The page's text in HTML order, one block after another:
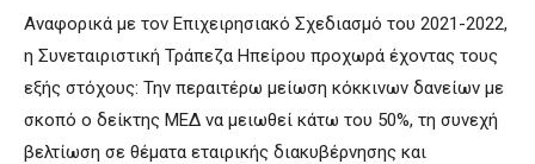
Αναφορικά με τον Επιχειρησιακό Σχεδιασμό του 2021-2022,
η Συνεταιριστική Τράπεζα Ηπείρου προχωρά έχοντας τους
εξής στόχους: Την περαιτέρω μείωση κόκκινων δανείων με
σκοπό ο δείκτης ΜΕΔ να μειωθεί κάτω του 50%, τη συνεχή
βελτίωση σε θέματα εταιρικής διακυβέρνησης και